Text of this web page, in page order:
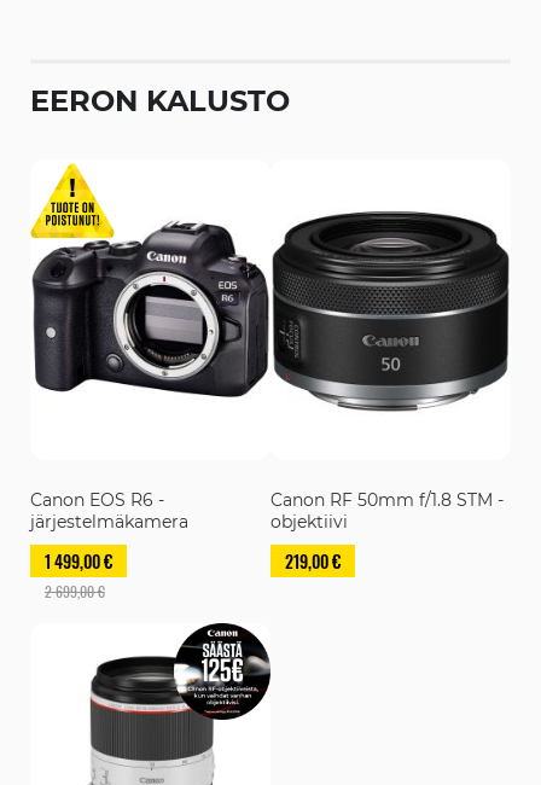
EERON KALUSTO
Canon EOS R6 -
järjestelmäkamera
1 499,00 €
2 699,00 €
Canon RF 50mm f/1.8 STM -
objektiivi
219,00 €